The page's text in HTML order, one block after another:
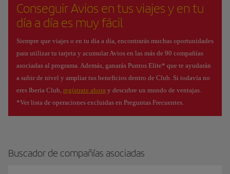
Conseguir Avios en tus viajes y en tu
día a día es muy fácil
Siempre que viajes o en tu día a día, encontrarás muchas oportunidades
para utilizar tu tarjeta y acumular Avios en las más de 90 compañías
asociadas al programa. Además, ganarás Puntos Elite* que te ayudarán
a subir de nivel y ampliar tus beneficios dentro de Club. Si todavía no
eres Iberia Club, regístrate ahora y descubre un mundo de ventajas.
*Ver lista de operaciones excluidas en Preguntas Frecuentes.
Buscador de compañías asociadas